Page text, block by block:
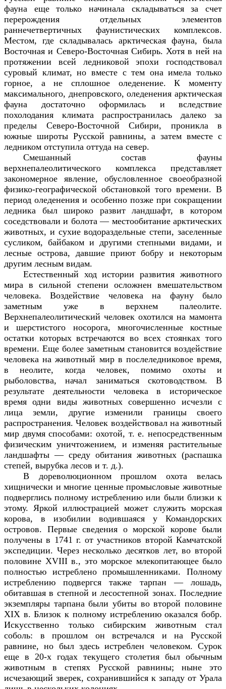
фауна еще только начинала складываться за счет
перерождения отдельных элементов
раннечетвертичных фаунистических комплексов.
Местом, где складывалась арктическая фауна, была
Восточная и Северо-Восточная Сибирь. Хотя в ней на
протяжении всей ледниковой эпохи господствовал
суровый климат, но вместе с тем она имела только
горное, а не сплошное оледенение. К моменту
максимального, днепровского, оледенения арктическая
фауна достаточно оформилась и вследствие
похолодания климата распространилась далеко за
пределы Северо-Восточной Сибири, проникла в
южные широты Русской равнины, а затем вместе с
ледником отступила оттуда на север.
Смешанный состав фауны
верхнепалеолитического комплекса представляет
закономерное явление, обусловленное своеобразной
физико-географической обстановкой того времени. В
период оледенения и особенно позже при сокращении
ледника был широко развит ландшафт, в котором
соседствовали и болота — местообитание арктических
животных, и сухие водораздельные степи, заселенные
сусликом, байбаком и другими степными видами, и
лесные острова, давшие приют бобру и некоторым
другим лесным видам.
Естественный ход истории развития животного
мира в сильной степени осложнен вмешательством
человека. Воздействие человека на фауну было
заметным уже в верхнем палеолите.
Верхнепалеолитический человек охотился на мамонта
и шерстистого носорога, многочисленные костные
остатки которых встречаются во всех стоянках того
времени. Еще более заметным становится воздействие
человека на животный мир в послеледниковое время,
в неолите, когда человек, помимо охоты и
рыболовства, начал заниматься скотоводством. В
результате деятельности человека в историческое
время одни виды животных совершенно исчезли с
лица земли, другие изменили границы своего
распространения. Человек воздействовал на животный
мир двумя способами: охотой, т. е. непосредственным
физическим уничтожением, и изменяя растительные
ландшафты — среду обитания животных (распашка
степей, вырубка лесов и т. д.).
В дореволюционном прошлом охота велась
хищнически и многие ценные промысловые животные
подверглись полному истреблению или были близки к
этому. Яркой иллюстрацией может служить морская
корова, в изобилии водившаяся у Командорских
островов. Первые сведения о морской корове были
получены в 1741 г. от участников второй Камчатской
экспедиции. Через несколько десятков лет, во второй
половине XVIII в., это морское млекопитающее было
полностью истреблено промышленниками. Полному
истреблению подвергся также тарпан — лошадь,
обитавшая в степной и лесостепной зонах. Последние
экземпляры тарпана были убиты во второй половине
XIX в. Близок к полному истреблению оказался бобр.
Искусственно только сибирским животным стал
соболь: в прошлом он встречался и на Русской
равнине, но был здесь истреблен человеком. Сурок
еще в 20-х годах текущего столетия был обычным
животным в степях Русской равнины; ныне это
исчезающий зверек, сохранившийся к западу от Урала